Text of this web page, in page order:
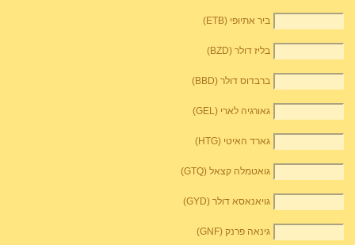
ביר אתיופי (ETB)
בליז דולר (BZD)
ברבדוס דולר (BBD)
גאורגיה לארי (GEL)
גארד האיטי (HTG)
גואטמלה קצאל (GTQ)
גויאנאסא דולר (GYD)
גינאה פרנק (GNF)